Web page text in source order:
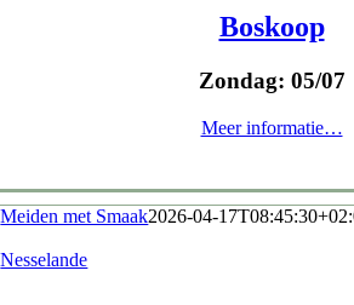
Boskoop
Zondag: 05/07
Meer informatie…
Meiden met Smaak2026-04-
Nesselande